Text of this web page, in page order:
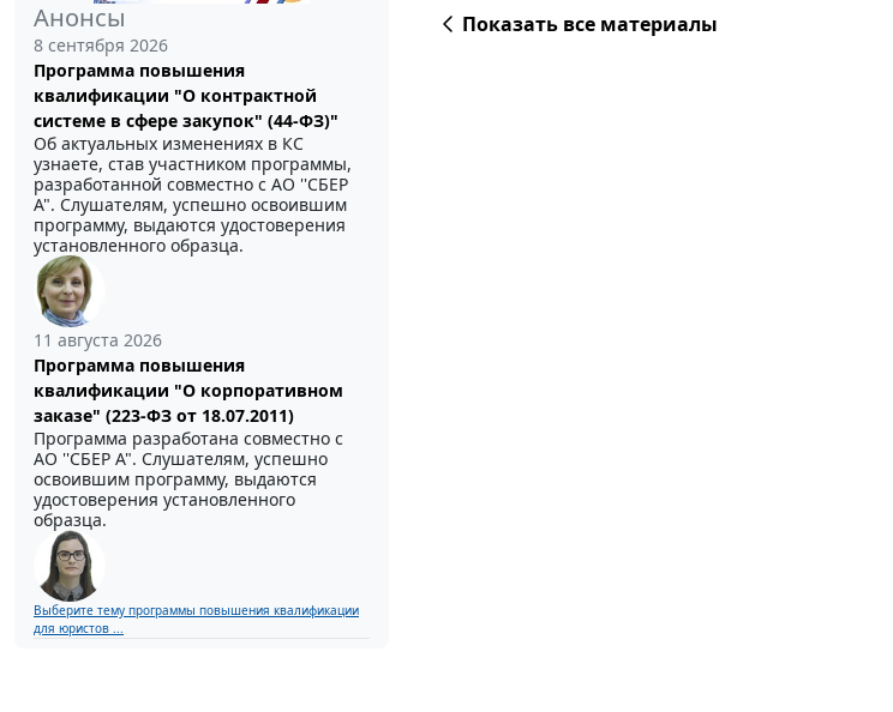
Анонсы
8 сентября 2026
Программа повышения
квалификации "О контрактной
системе в сфере закупок" (44-ФЗ)"
Об актуальных изменениях в КС
узнаете, став участником программы,
разработанной совместно с АО ''СБЕР
А". Слушателям, успешно освоившим
программу, выдаются удостоверения
установленного образца.
11 августа 2026
Программа повышения
квалификации "О корпоративном
заказе" (223-ФЗ от 18.07.2011)
Программа разработана совместно с
АО ''СБЕР А". Слушателям, успешно
освоившим программу, выдаются
удостоверения установленного
образца.
Выберите тему программы повышения квалификации
для юристов ...
Показать все материалы